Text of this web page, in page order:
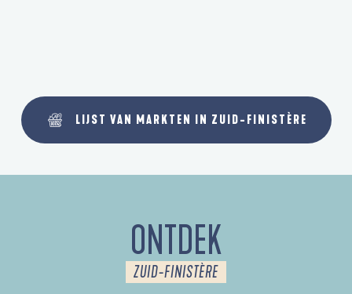
LIJST VAN MARKTEN IN ZUID-FINISTÈRE
ONTDEK
ZUID-FINISTÈRE